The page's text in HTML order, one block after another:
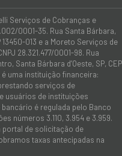
Serviços de Cobranças e
0001-35. Rua Santa Bárbara,
13450-013 e a Moreto Serviços de
28.321.477/0001-98. Rua
Santa Bárbara d’Oeste, SP, CEP
é uma instituição financeira:
serviços de
usuários de instituições
é regulada pelo Banco
números 3.110, 3.954 e 3.959.
portal de solicitação de
taxas antecipadas na